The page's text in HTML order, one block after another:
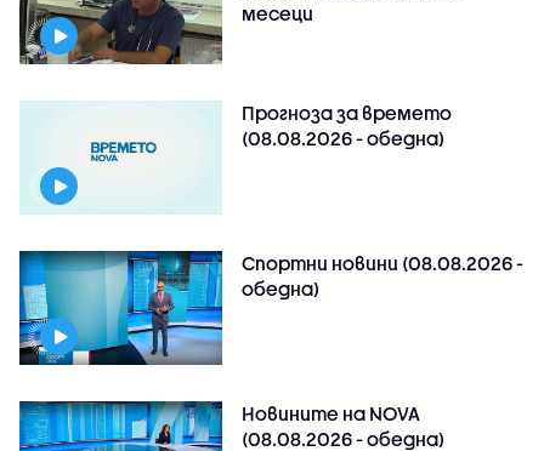
месеци
Прогноза за времето
(08.08.2026 - обедна)
Спортни новини (08.08.2026 -
обедна)
Новините на NOVA
(08.08.2026 - обедна)